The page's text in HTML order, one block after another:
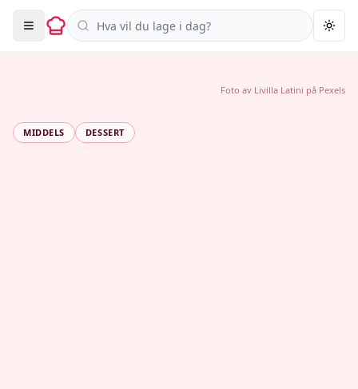
Søk i oppskrifter
MIDDELS DESSERT
Foto av Livilla Latini på Pexels